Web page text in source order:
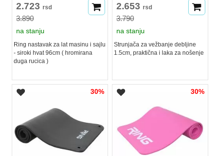
2.723 rsd
3.890
na stanju
Ring nastavak za lat masinu i sajlu
- siroki hvat 96cm ( hromirana
duga rucica )
2.653 rsd
3.790
na stanju
Strunjača za vežbanje debljine
1.5cm, praktična i laka za nošenje
30% 30%